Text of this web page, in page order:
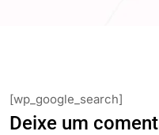
[wp_google_search]
Deixe um